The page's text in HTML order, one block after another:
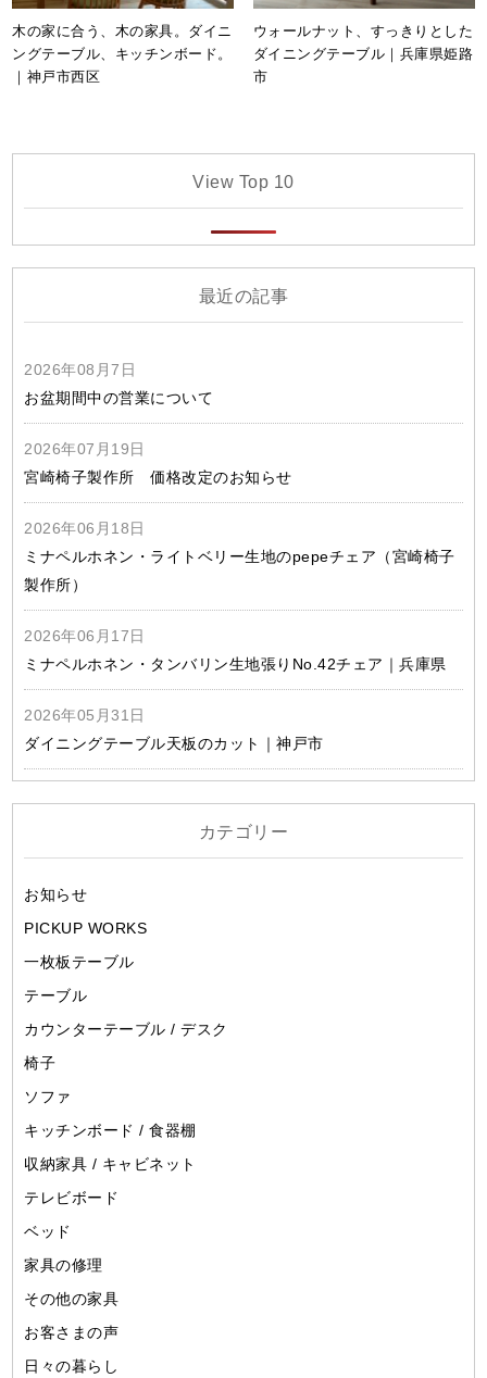
木の家に合う、木の家具。ダイニ
ングテーブル、キッチンボード。
｜神戸市西区
ウォールナット、すっきりとした
ダイニングテーブル｜兵庫県姫路
市
View Top 10
最近の記事
2026年08月7日
お盆期間中の営業について
2026年07月19日
宮崎椅子製作所 価格改定のお知らせ
2026年06月18日
ミナペルホネン・ライトベリー生地のpepeチェア（宮崎椅子
製作所）
2026年06月17日
ミナペルホネン・タンバリン生地張りNo.42チェア｜兵庫県
2026年05月31日
ダイニングテーブル天板のカット｜神戸市
カテゴリー
お知らせ
PICKUP WORKS
一枚板テーブル
テーブル
カウンターテーブル / デスク
椅子
ソファ
キッチンボード / 食器棚
収納家具 / キャビネット
テレビボード
ベッド
家具の修理
その他の家具
お客さまの声
日々の暮らし